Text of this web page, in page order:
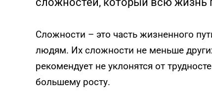
Сложности – это часть жизненного
людям. Их сложности не меньше
рекомендует не уклонятся от
большему росту.